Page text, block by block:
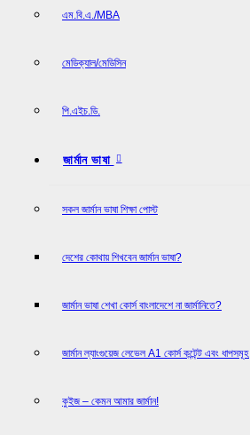
এম.বি.এ./MBA
মেডিক্যাল/মেডিসিন
পি.এইচ.ডি.
জার্মান ভাষা
সকল জার্মান ভাষা শিক্ষা পোস্ট
দেশের কোথায় শিখবেন জার্মান ভাষা?
জার্মান ভাষা শেখা কোর্স বাংলাদেশে না জার্মানিতে?
জার্মান ল্যাংগুয়েজ লেভেল A1 কোর্স কন্টেন্ট এবং ধাপসমূহ
কুইজ – কেমন আমার জার্মান!